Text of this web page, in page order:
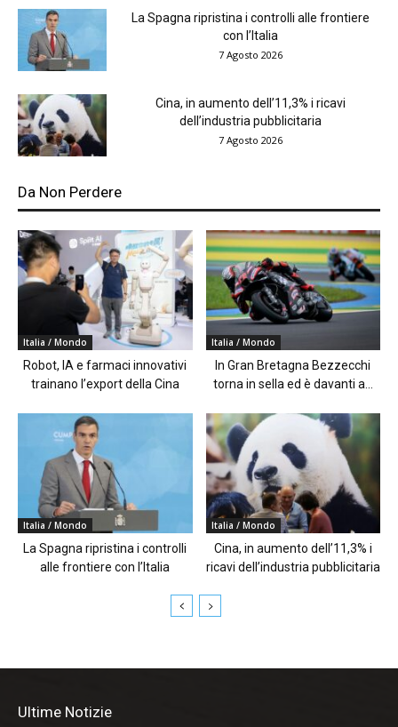
La Spagna ripristina i controlli alle frontiere
con l’Italia
7 Agosto 2026
Cina, in aumento dell’11,3% i ricavi
dell’industria pubblicitaria
7 Agosto 2026
Da Non Perdere
Italia / Mondo
Robot, IA e farmaci innovativi
trainano l’export della Cina
Italia / Mondo
In Gran Bretagna Bezzecchi
torna in sella ed è davanti a...
Italia / Mondo
La Spagna ripristina i controlli
alle frontiere con l’Italia
Italia / Mondo
Cina, in aumento dell’11,3% i
ricavi dell’industria pubblicitaria
Ultime Notizie